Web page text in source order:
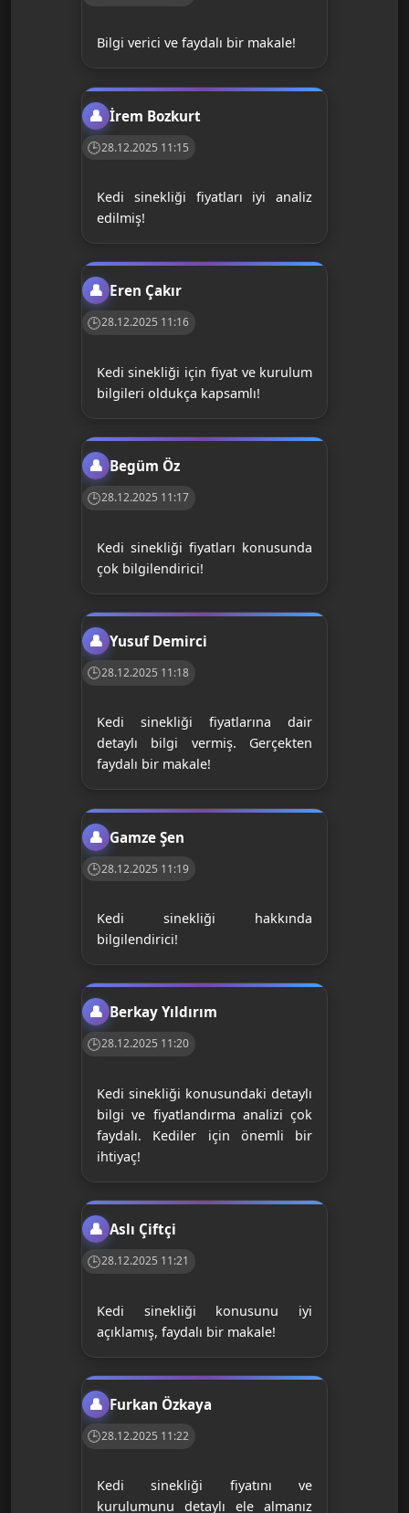
Bilgi verici ve faydalı bir makale!
İrem Bozkurt
28.12.2025 11:15
Kedi sinekliği fiyatları iyi analiz
edilmiş!
Eren Çakır
28.12.2025 11:16
Kedi sinekliği için fiyat ve kurulum
bilgileri oldukça kapsamlı!
Begüm Öz
28.12.2025 11:17
Kedi sinekliği fiyatları konusunda
çok bilgilendirici!
Yusuf Demirci
28.12.2025 11:18
Kedi sinekliği fiyatlarına dair
detaylı bilgi vermiş. Gerçekten
faydalı bir makale!
Gamze Şen
28.12.2025 11:19
Kedi sinekliği hakkında
bilgilendirici!
Berkay Yıldırım
28.12.2025 11:20
Kedi sinekliği konusundaki detaylı
bilgi ve fiyatlandırma analizi çok
faydalı. Kediler için önemli bir
ihtiyaç!
Aslı Çiftçi
28.12.2025 11:21
Kedi sinekliği konusunu iyi
açıklamış, faydalı bir makale!
Furkan Özkaya
28.12.2025 11:22
Kedi sinekliği fiyatını ve
kurulumunu detaylı ele almanız